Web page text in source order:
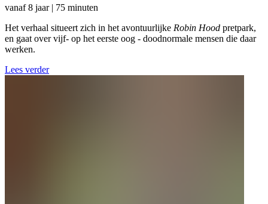
vanaf 8 jaar | 75 minuten
Het verhaal situeert zich in het avontuurlijke Robin Hood pretpark,
en gaat over vijf- op het eerste oog - doodnormale mensen die daar
werken.
Lees verder